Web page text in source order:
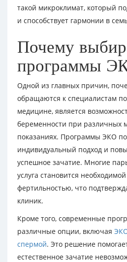
такой микроклимат, который
и способствует гармонии в
Почему
программы
Одной из главных причин,
обращаются к специалистам
медицине, является
беременности при различных
показаниях. Программы ЭКО
индивидуальный подход и
успешное зачатие. Многие
услуга становится
фертильностью, что
клиник.
Кроме того, современные
различные опции, включая
спермой. Это решение
естественное зачатие